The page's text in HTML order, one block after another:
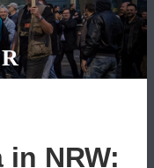
in NRW: